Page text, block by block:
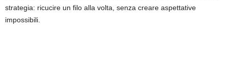
strategia: ricucire un filo alla volta, senza creare aspettative
impossibili.